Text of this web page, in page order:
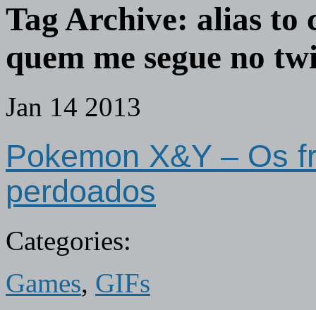
Tag Archive: alias to
quem me segue no
Jan 14 2013
Pokemon X&Y – Os
perdoados
Categories:
Games, GIFs